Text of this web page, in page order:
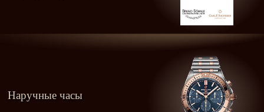
Наручные часы